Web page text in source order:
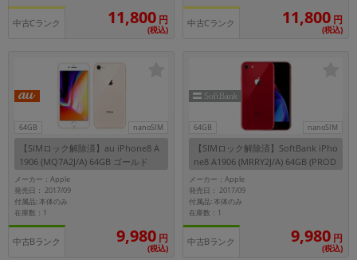
中古Cランク 11,800 円
(税込)
中古Cランク 11,800 円
(税込)
64GB nanoSIM
【SIMロック解除済】au iPhone8 A
1906 (MQ7A2J/A) 64GB ゴールド
メーカー：Apple
発売日： 2017/09
付属品: 本体のみ
在庫数：1
中古Bランク 9,980 円
(税込)
64GB nanoSIM
【SIMロック解除済】SoftBank iPho
ne8 A1906 (MRRY2J/A) 64GB (PROD
UCT)RED
メーカー：Apple
発売日： 2017/09
付属品: 本体のみ
在庫数：1
中古Bランク 9,980 円
(税込)